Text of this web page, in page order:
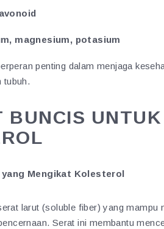
magnesium, potasium
penting dalam menjaga
tubuh.
BUNCIS
yang Mengikat Kolesterol
larut (soluble fiber) yang mampu
Serat ini membantu